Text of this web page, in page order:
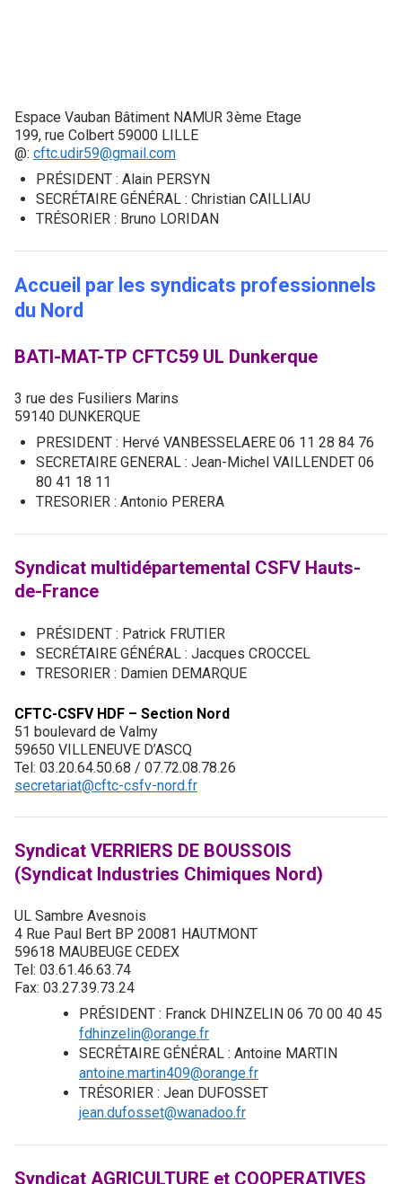
Espace Vauban Bâtiment NAMUR 3ème Etage
199, rue Colbert 59000 LILLE
@: cftc.udir59@gmail.com
PRÉSIDENT : Alain PERSYN
SECRÉTAIRE GÉNÉRAL : Christian CAILLIAU
TRÉSORIER : Bruno LORIDAN
Accueil par les syndicats professionnels
du Nord
BATI-MAT-TP CFTC59 UL Dunkerque
3 rue des Fusiliers Marins
59140 DUNKERQUE
PRESIDENT : Hervé VANBESSELAERE 06 11 28 84 76
SECRETAIRE GENERAL : Jean-Michel VAILLENDET 06
80 41 18 11
TRESORIER : Antonio PERERA
Syndicat multidépartemental CSFV Hauts-
de-France
PRÉSIDENT : Patrick FRUTIER
SECRÉTAIRE GÉNÉRAL : Jacques CROCCEL
TRESORIER : Damien DEMARQUE
CFTC-CSFV HDF – Section Nord
51 boulevard de Valmy
59650 VILLENEUVE D’ASCQ
Tel: 03.20.64.50.68 / 07.72.08.78.26
secretariat@cftc-csfv-nord.fr
Syndicat VERRIERS DE BOUSSOIS
(Syndicat Industries Chimiques Nord)
UL Sambre Avesnois
4 Rue Paul Bert BP 20081 HAUTMONT
59618 MAUBEUGE CEDEX
Tel: 03.61.46.63.74
Fax: 03.27.39.73.24
PRÉSIDENT : Franck DHINZELIN 06 70 00 40 45
fdhinzelin@orange.fr
SECRÉTAIRE GÉNÉRAL : Antoine MARTIN
antoine.martin409@orange.fr
TRÉSORIER : Jean DUFOSSET
jean.dufosset@wanadoo.fr
Syndicat AGRICULTURE et COOPERATIVES